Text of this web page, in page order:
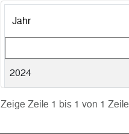
Jahr
2024
Zeige Zeile 1 bis 1 von 1 Zeile.